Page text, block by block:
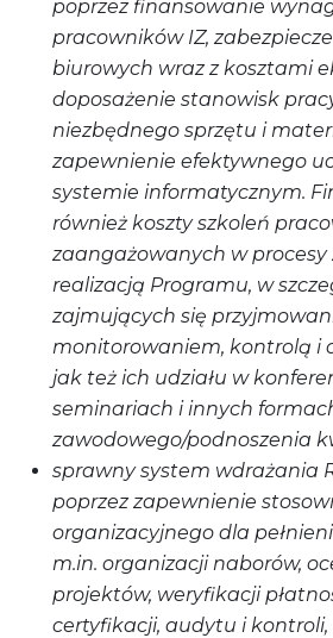
poprzez finansowanie
pracowników IZ,
biurowych wraz z kosztami
doposażenie stanowisk
niezbędnego sprzętu i
zapewnienie efektywnego
systemie informatycznym.
również koszty szkoleń
zaangażowanych w procesy
realizacją Programu, w
zajmujących się
monitorowaniem, kontrolą i
jak też ich udziału w
seminariach i innych
zawodowego/podnoszenia
sprawny system wdrażania
poprzez zapewnienie
organizacyjnego dla
m.in. organizacji naborów,
projektów, weryfikacji
certyfikacji, audytu i kontroli,